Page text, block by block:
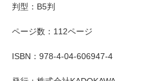
判型：B5判
ページ数：112ページ
ISBN：978-4-04-606947-4